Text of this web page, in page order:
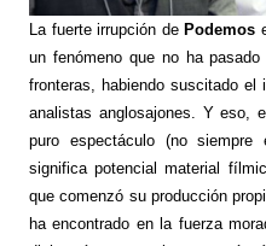
La fuerte irrupción dePodemos
un fenómeno que no ha
fronteras, habiendo suscitado
analistas anglosajones. Y eso,
puro espectáculo (no
significa potencial material
que comenzó su producción
ha encontrado en la fuerza